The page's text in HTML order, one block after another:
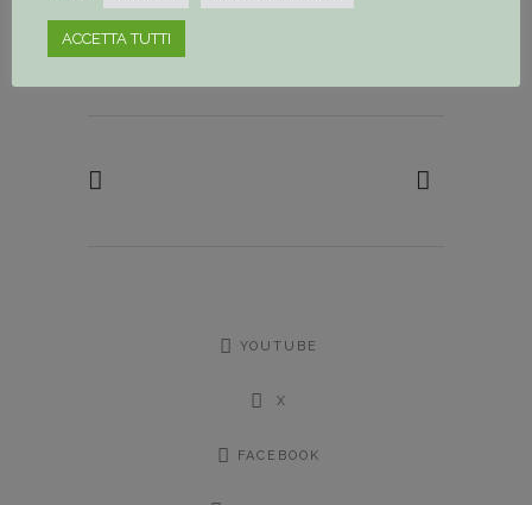
Share
YOUTUBE
X
FACEBOOK
ACCETTA TUTTI